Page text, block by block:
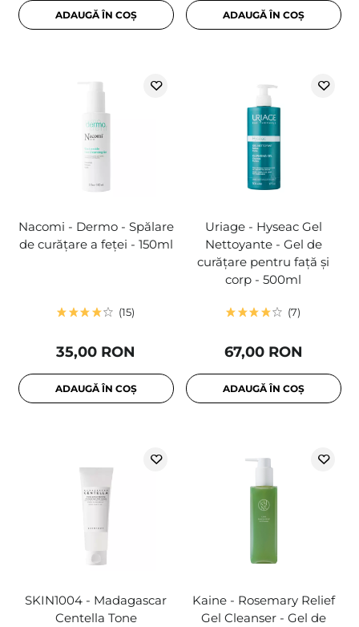
ADAUGĂ ÎN COȘ ADAUGĂ ÎN COȘ
Nacomi - Dermo - Spălare
de curățare a feței - 150ml
15
35,00 RON
ADAUGĂ ÎN COȘ
Uriage - Hyseac Gel
Nettoyante - Gel de
curățare pentru față și
corp - 500ml
7
67,00 RON
ADAUGĂ ÎN COȘ
SKIN1004 - Madagascar
Centella Tone
Kaine - Rosemary Relief
Gel Cleanser - Gel de